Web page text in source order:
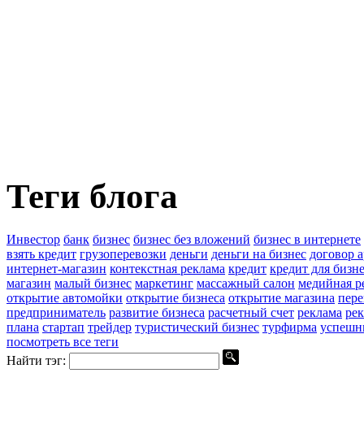
Теги блога
Инвестор банк бизнес бизнес без вложений бизнес в интернете
взять кредит грузоперевозки деньги деньги на бизнес договор
интернет-магазин контекстная реклама кредит кредит для
магазин малый бизнес маркетинг массажный салон медийная
открытие автомойки открытие бизнеса открытие магазина
предприниматель развитие бизнеса расчетный счет реклама
плана стартап трейдер туристический бизнес турфирма
посмотреть все теги
Найти тэг: